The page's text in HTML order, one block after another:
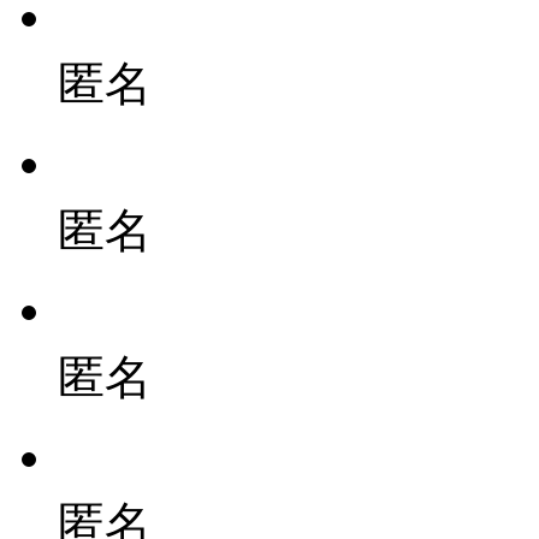
匿名
匿名
匿名
匿名